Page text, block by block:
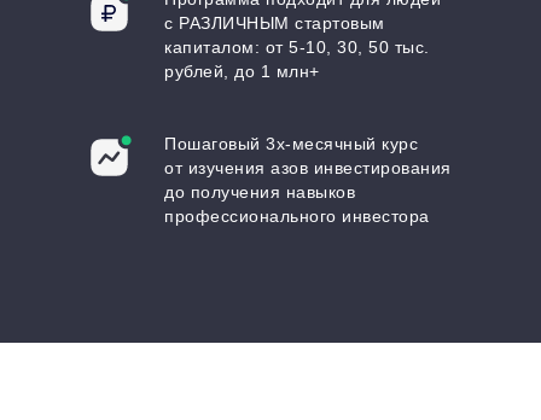
с РАЗЛИЧНЫМ стартовым
капиталом: от 5-10, 30, 50 тыс.
рублей, до 1 млн+
Пошаговый 3х-месячный курс
от изучения азов инвестирования
до получения навыков
профессионального инвестора